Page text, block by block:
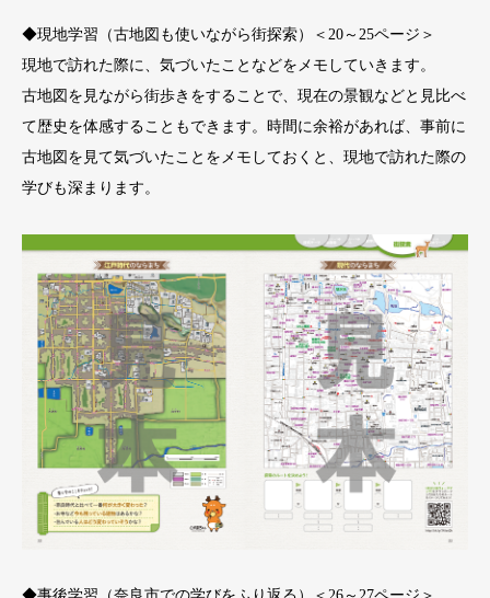
◆現地学習（古地図も使いながら街探索）＜20～25ページ＞
現地で訪れた際に、気づいたことなどをメモしていきます。
古地図を見ながら街歩きをすることで、現在の景観などと見比べ
て歴史を体感することもできます。時間に余裕があれば、事前に
古地図を見て気づいたことをメモしておくと、現地で訪れた際の
学びも深まります。